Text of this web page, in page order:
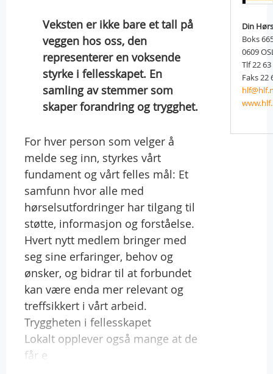
Veksten er ikke bare et tall på
veggen hos oss, den
representerer en voksende
styrke i fellesskapet. En
samling av stemmer som
skaper forandring og trygghet.
For hver person som velger å
melde seg inn, styrkes vårt
fundament og vårt felles mål: Et
samfunn hvor alle med
hørselsutfordringer har tilgang til
støtte, informasjon og forståelse.
Hvert nytt medlem bringer med
seg sine erfaringer, behov og
ønsker, og bidrar til at forbundet
kan være enda mer relevant og
treffsikkert i vårt arbeid.
Tryggheten i fellesskapet
Lokalt opplever også mange at de
får e
Din
Boks
0609
Tlf 22
Faks 22